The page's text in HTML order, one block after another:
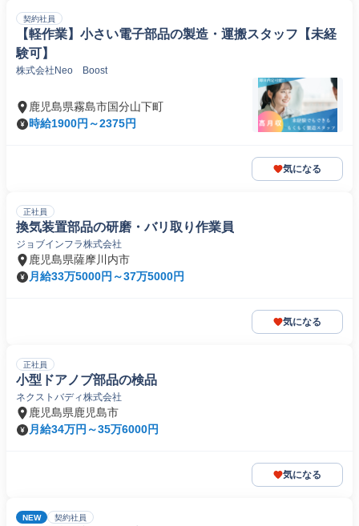
契約社員
【軽作業】小さい電子部品の製造・運搬スタッフ【未経
験可】
株式会社Neo Boost
鹿児島県霧島市国分山下町
時給1900円～2375円
気になる
正社員
換気装置部品の研磨・バリ取り作業員
ジョブインフラ株式会社
鹿児島県薩摩川内市
月給33万5000円～37万5000円
気になる
正社員
小型ドアノブ部品の検品
ネクストバディ株式会社
鹿児島県鹿児島市
月給34万円～35万6000円
気になる
NEW 契約社員